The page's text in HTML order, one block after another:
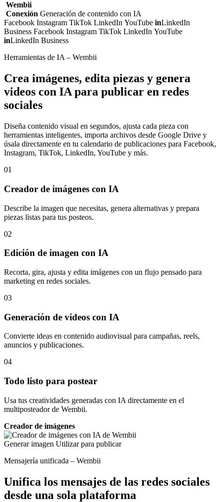
Wembii
Conexión Generación de contenido con IA
Facebook Instagram TikTok LinkedIn YouTube inLinkedIn
Business Facebook Instagram TikTok LinkedIn YouTube
inLinkedIn Business
Herramientas de IA – Wembii
Crea imágenes, edita piezas y genera
videos con IA para publicar en redes
sociales
Diseña contenido visual en segundos, ajusta cada pieza con
herramientas inteligentes, importa archivos desde Google Drive y
úsala directamente en tu calendario de publicaciones para Facebook,
Instagram, TikTok, LinkedIn, YouTube y más.
01
Creador de imágenes con IA
Describe la imagen que necesitas, genera alternativas y prepara
piezas listas para tus posteos.
02
Edición de imagen con IA
Recorta, gira, ajusta y edita imágenes con un flujo pensado para
marketing en redes sociales.
03
Generación de videos con IA
Convierte ideas en contenido audiovisual para campañas, reels,
anuncios y publicaciones.
04
Todo listo para postear
Usa tus creatividades generadas con IA directamente en el
multiposteador de Wembii.
Creador de imágenes
Generar imagen Utilizar para publicar
Mensajería unificada – Wembii
Unifica los mensajes de las redes sociales
desde una sola plataforma